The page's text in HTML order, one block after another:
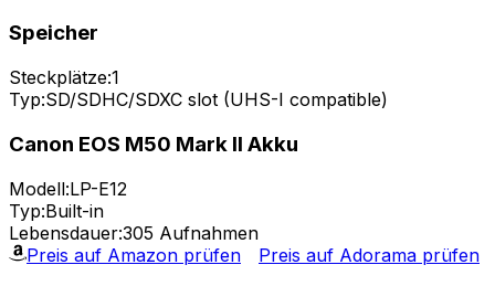
Speicher
Steckplätze:1
Typ:SD/SDHC/SDXC slot (UHS-I compatible)
Canon EOS M50 Mark II Akku
Modell:LP-E12
Typ:Built-in
Lebensdauer:305 Aufnahmen
Preis auf Amazon prüfen
Preis auf Adorama prüfen